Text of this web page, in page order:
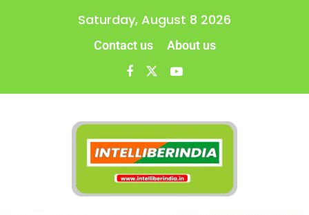
Saturday, August 8 2026
Contact us About us